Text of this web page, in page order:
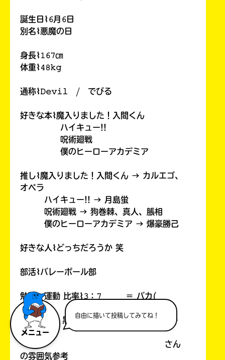
メニュー
自由に描いて投稿してみてね！
誕生日⌇𝟼月𝟼日
別名⌇悪魔の日
身長⌇𝟷𝟼𝟽㎝
体重⌇𝟺𝟾𝚔𝚐
通称⌇𝙳𝚎𝚟𝚒𝚕 / でびる
好きな本⌇魔入りました！入間くん
ハイキュー!!
呪術廻戦
僕のヒーローアカデミア
推し⌇魔入りました！入間くん → カルエゴ、
オペラ
ハイキュー!! → 月島蛍
呪術廻戦 → 狗巻棘、真人、脹相
僕のヒーローアカデミア → 爆豪勝己
好きな人⌇どっちだろうか 笑
部活⌇バレーボール部
勉強：運動 比率⌇𝟹：𝟽 ＝ バカ(
# ︎┊︎
⸝꙳ 黒狼 悠牙 - 𝙺𝚘𝚔𝚔𝚊𝚖𝚒 𝚈𝚞𝚐𝚊 -
꒷꒦
さん
の雰囲気参考